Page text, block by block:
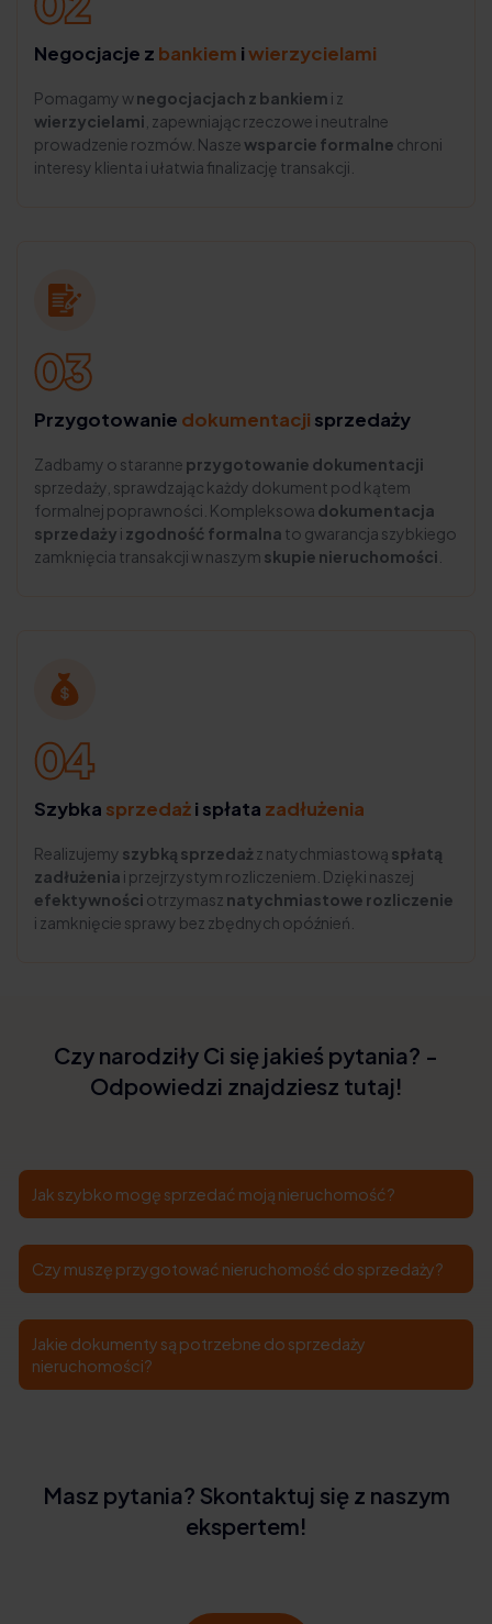
Negocjacje z bankiem iwierzycielami
Pomagamy wnegocjacjach z bankiem i z
wierzycielami , zapewniając rzeczowe i neutralne
prowadzenie rozmów. Naszewsparcie formalne chroni
interesy klienta i ułatwia finalizację transakcji.
Przygotowanie dokumentacji sprzedaży
Zadbamy o staranne przygotowanie dokumentacji
sprzedaży, sprawdzając każdy dokument pod kątem
formalnej poprawności. Kompleksowa dokumentacja
sprzedaży i zgodność formalna to gwarancja szybkiego
zamknięcia transakcji w naszym skupie nieruchomości
Szybka sprzedażi spłata zadłużenia
Realizujemy szybką sprzedaż z natychmiastową spłatą
zadłużenia i przejrzystym rozliczeniem. Dzięki naszej
efektywności otrzymasz natychmiastowe rozliczenie
i zamknięcie sprawy bez zbędnych opóźnień.
Czy narodziły Ci się jakieś pytania? -
Odpowiedzi znajdziesz tutaj!
Jak szybko mogę sprzedać moją nieruchomość?
Czy muszę przygotować nieruchomość do sprzedaży?
Jakie dokumenty są potrzebne do sprzedaży
nieruchomości?
Masz pytania? Skontaktuj się z naszym
ekspertem!